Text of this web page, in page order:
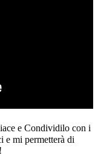
e Condividilo con i
e mi permetterà di